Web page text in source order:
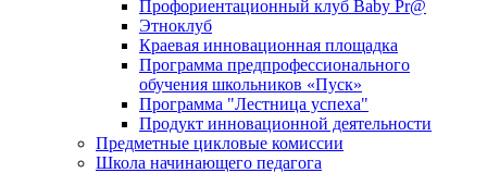
Профориентационный клуб Baby Pr@
Этноклуб
Краевая инновационная площадка
Программа предпрофессионального
обучения школьников «Пуск»
Программа "Лестница успеха"
Продукт инновационной деятельности
Предметные цикловые комиссии
Школа начинающего педагога